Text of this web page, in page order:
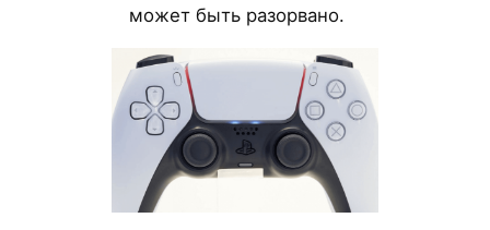
может быть разорвано.